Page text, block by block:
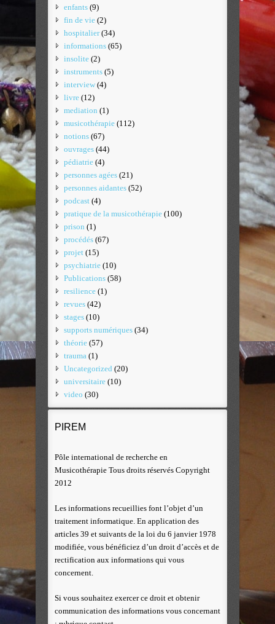
enfants (9)
fin de vie (2)
hospitalier(34)
informations (65)
insolite (2)
instruments (5)
interview (4)
livre (12)
mediation (1)
musicothérapie (112)
notions (67)
ouvrages (44)
pédiatrie (4)
personnes agées (21)
personnes aidantes (52)
podcast (4)
pratique de la musicothérapie (100)
prison (1)
procédés (67)
projet (15)
psychiatrie (10)
Publications (58)
resilience (1)
revues (42)
stages (10)
supports numériques (34)
théorie (57)
trauma (1)
Uncategorized (20)
universitaire (10)
video (30)
PIREM
Pôle international de recherche en
Musicothérapie Tous droits réservés Copyright
2012
Les informations recueillies font l’objet d’un
traitement informatique. En application des
articles 39 et suivants de la loi du 6 janvier 1978
modifiée, vous bénéficiez d’un droit d’accès et de
rectification aux informations qui vous
concernent.
Si vous souhaitez exercer ce droit et obtenir
communication des informations vous concernant